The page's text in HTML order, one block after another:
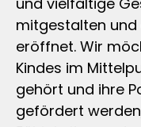
mitgestalten und
eröffnet. Wir
Kindes im
gehört und ihre
gefördert